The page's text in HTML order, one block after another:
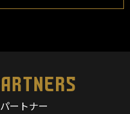
ートナー